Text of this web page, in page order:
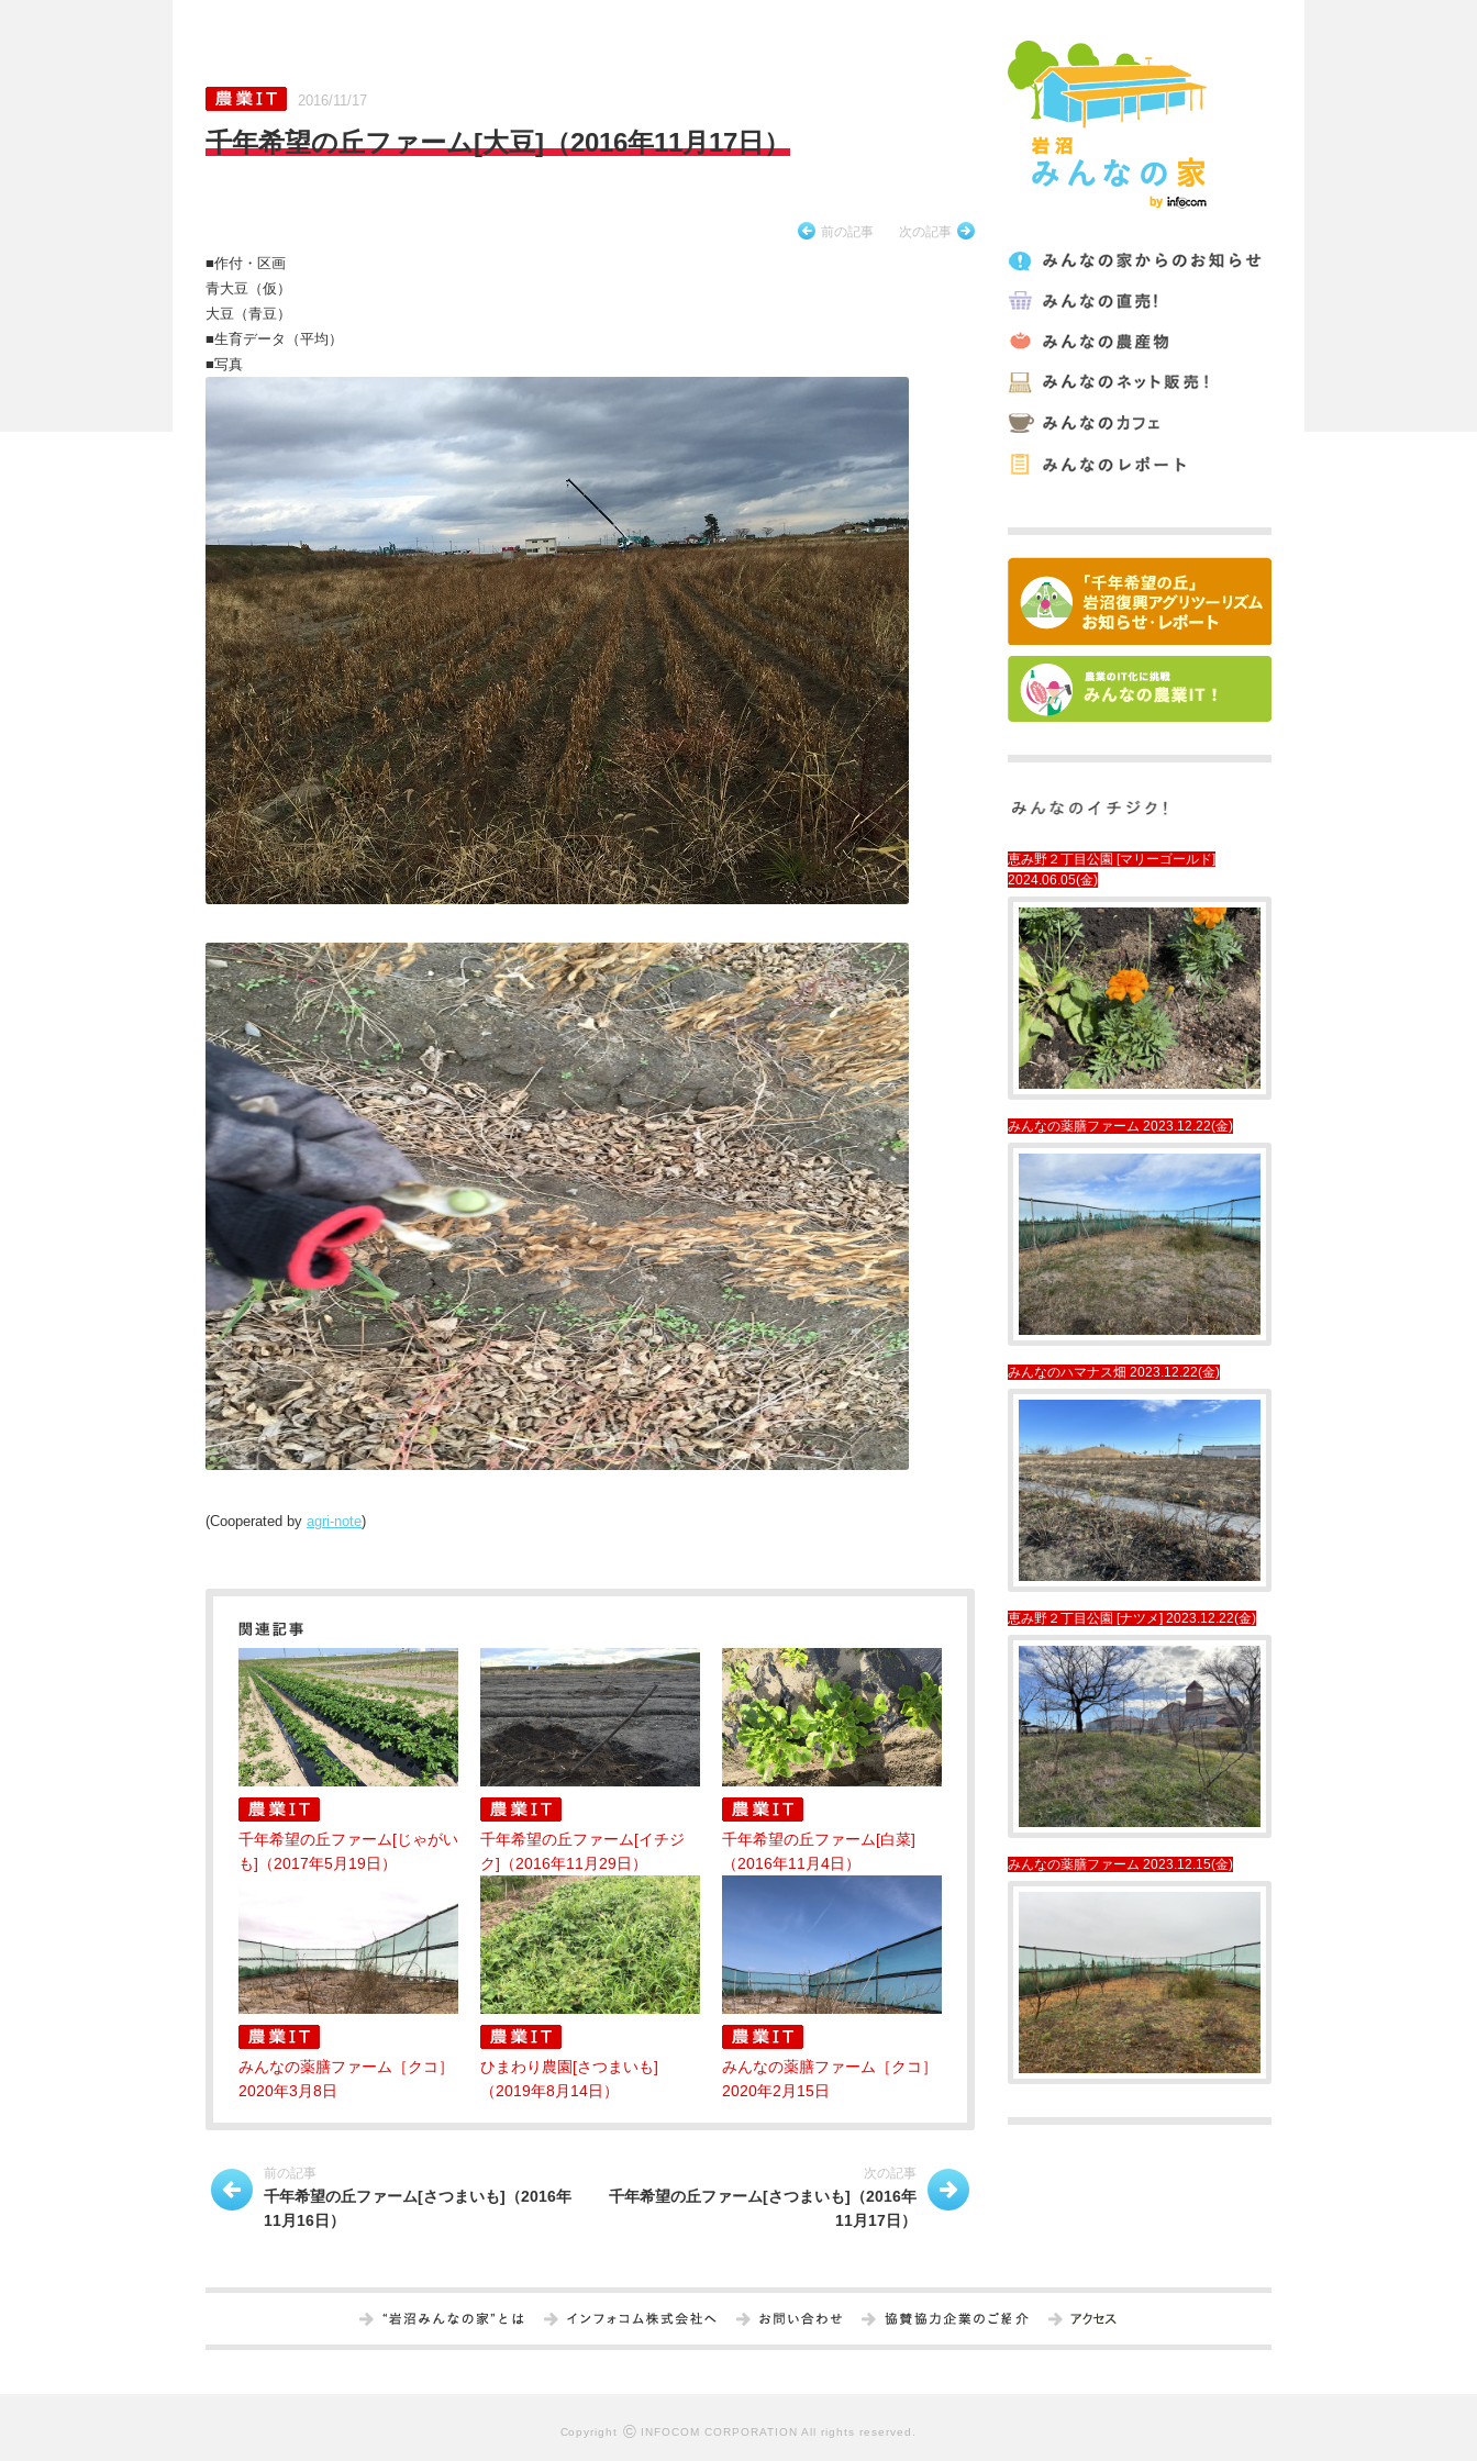
2016/11/17
千年希望の丘ファーム[大豆]（2016年11月17日）
前の記事 次の記事
■作付・区画
青大豆（仮）
大豆（青豆）
■生育データ（平均）
■写真
(Cooperated by agri-note)
千年希望の丘ファーム[じゃがい
も]（2017年5月19日）
千年希望の丘ファーム[イチジ
ク]（2016年11月29日）
千年希望の丘ファーム[白菜]
（2016年11月4日）
みんなの薬膳ファーム［クコ］
2020年3月8日
ひまわり農園[さつまいも]
（2019年8月14日）
みんなの薬膳ファーム［クコ］
2020年2月15日
前の記事
千年希望の丘ファーム[さつまいも]（2016年
11月16日）
次の記事
千年希望の丘ファーム[さつまいも]（2016年
11月17日）
恵み野２丁目公園 [マリーゴールド]
2024.06.05(金)
みんなの薬膳ファーム 2023.12.22(金)
みんなのハマナス畑 2023.12.22(金)
恵み野２丁目公園 [ナツメ] 2023.12.22(金)
みんなの薬膳ファーム 2023.12.15(金)
Copyright © INFOCOM CORPORATION All rights reserved.